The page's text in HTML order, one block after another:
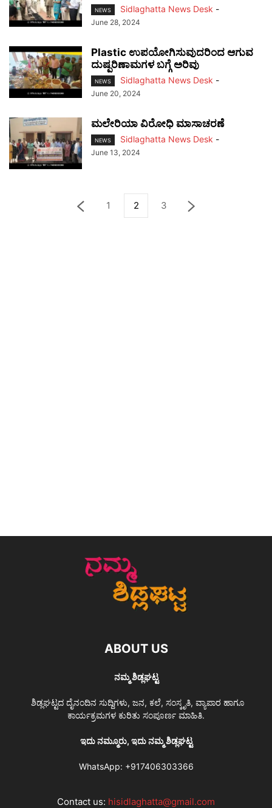
NEWS Sidlaghatta News Desk -
June 28, 2024
Plastic ಉಪಯೋಗಿಸುವುದರಿಂದ ಆಗುವ
ದುಷ್ಪರಿಣಾಮಗಳ ಬಗ್ಗೆ ಅರಿವು
NEWS Sidlaghatta News Desk -
June 20, 2024
ಮಲೇರಿಯಾ ವಿರೋಧಿ ಮಾಸಾಚರಣೆ
NEWS Sidlaghatta News Desk -
June 13, 2024
1 2 3
ABOUT US
ನಮ್ಮ ಶಿಡ್ಲಘಟ್ಟ
ಶಿಡ್ಲಘಟ್ಟದ ದೈನಂದಿನ ಸುದ್ದಿಗಳು, ಜನ, ಕಲೆ, ಸಂಸ್ಕೃತಿ, ವ್ಯಾಪಾರ ಹಾಗೂ
ಕಾರ್ಯಕ್ರಮಗಳ ಕುರಿತು ಸಂಪೂರ್ಣ ಮಾಹಿತಿ.
ಇದು ನಮ್ಮೂರು, ಇದು ನಮ್ಮ ಶಿಡ್ಲಘಟ್ಟ
WhatsApp: +917406303366
Contact us: hisidlaghatta@gmail.com